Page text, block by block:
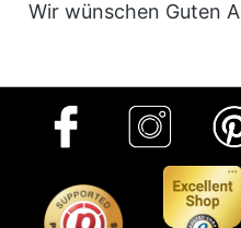
Wir wünschen Guten